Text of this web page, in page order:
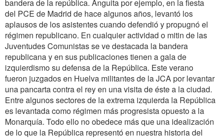
bandera de la república. Anguita por ejemplo, en la fiesta
del PCE de Madrid de hace algunos años, levantó los
aplausos de los asistentes cuando defendió y propugnó el
régimen republicano. En cualquier actividad o mitin de las
Juventudes Comunistas se ve destacada la bandera
republicana y en sus publicaciones tienen a gala de
izquierdismo su defensa de la República. Este verano
fueron juzgados en Huelva militantes de la JCA por levantar
una pancarta contra el rey en una visita de éste a la ciudad.
Entre algunos sectores de la extrema izquierda la República
es levantada como régimen más progresista opuesto a la
Monarquía. Todo ello no obedece más que una idealización
de lo que la República representó en nuestra historia del